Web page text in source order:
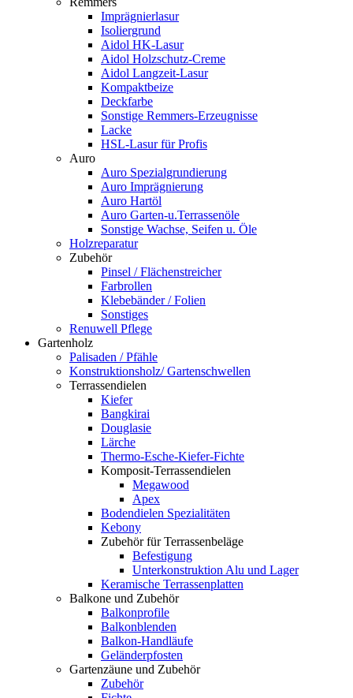
Imprägnierlasur
Isoliergrund
Aidol HK-Lasur
Aidol Holzschutz-Creme
Aidol Langzeit-Lasur
Kompaktbeize
Deckfarbe
Sonstige Remmers-Erzeugnisse
Lacke
HSL-Lasur für Profis
Auro
Auro Spezialgrundierung
Auro Imprägnierung
Auro Hartöl
Auro Garten-u.Terrassenöle
Sonstige Wachse, Seifen u. Öle
Holzreparatur
Zubehör
Pinsel / Flächenstreicher
Farbrollen
Klebebänder / Folien
Sonstiges
Renuwell Pflege
Gartenholz
Palisaden / Pfähle
Konstruktionsholz/ Gartenschwellen
Terrassendielen
Kiefer
Bangkirai
Douglasie
Lärche
Thermo-Esche-Kiefer-Fichte
Komposit-Terrassendielen
Megawood
Apex
Bodendielen Spezialitäten
Kebony
Zubehör für Terrassenbeläge
Befestigung
Unterkonstruktion Alu und Lager
Keramische Terrassenplatten
Balkone und Zubehör
Balkonprofile
Balkonblenden
Balkon-Handläufe
Geländerpfosten
Gartenzäune und Zubehör
Zubehör